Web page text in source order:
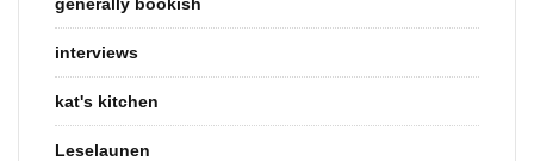
interviews
kat's kitchen
Leselaunen